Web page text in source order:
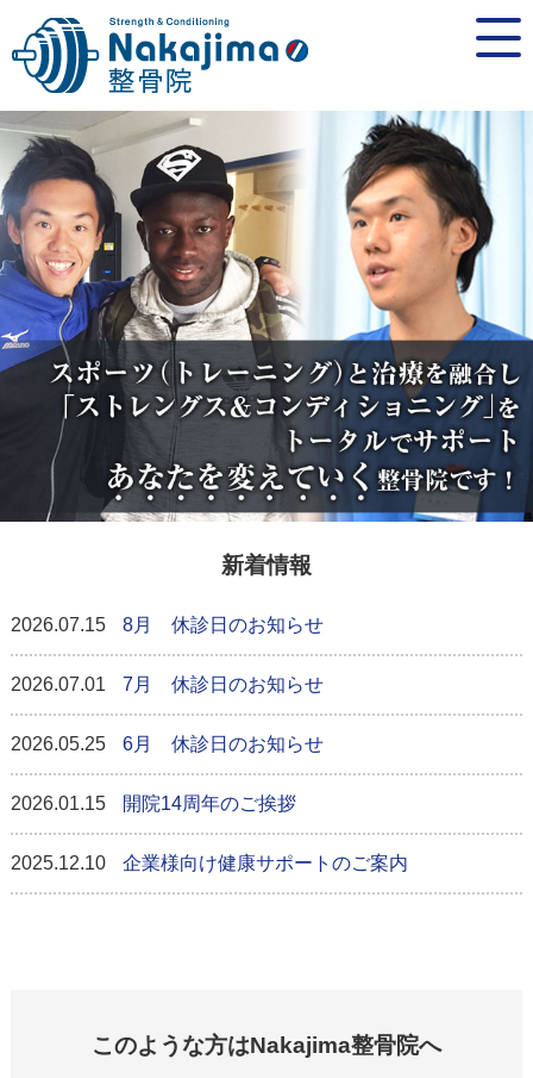
新着情報
2026.07.15 8月 休診日のお知らせ
2026.07.01 7月 休診日のお知らせ
2026.05.25 6月 休診日のお知らせ
2026.01.15 開院14周年のご挨拶
2025.12.10 企業様向け健康サポートのご案内
このような方はNakajima整骨院へ